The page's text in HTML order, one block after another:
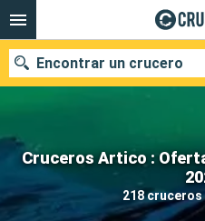
Cruceros Artico :
218
Encontrar un crucero
Nuestros destinos
Fecha de salida